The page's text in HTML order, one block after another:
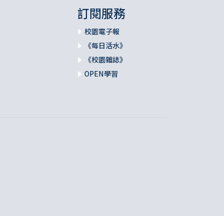
訂閱服務
校園電子報
《每日活水》
《校園雜誌》
OPEN學習